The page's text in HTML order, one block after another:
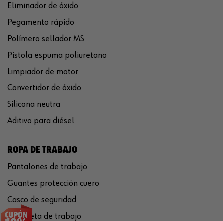
Eliminador de óxido
Pegamento rápido
Polímero sellador MS
Pistola espuma poliuretano
Limpiador de motor
Convertidor de óxido
Silicona neutra
Aditivo para diésel
ROPA DE TRABAJO
Pantalones de trabajo
Guantes protección cuero
Casco de seguridad
Chaqueta de trabajo